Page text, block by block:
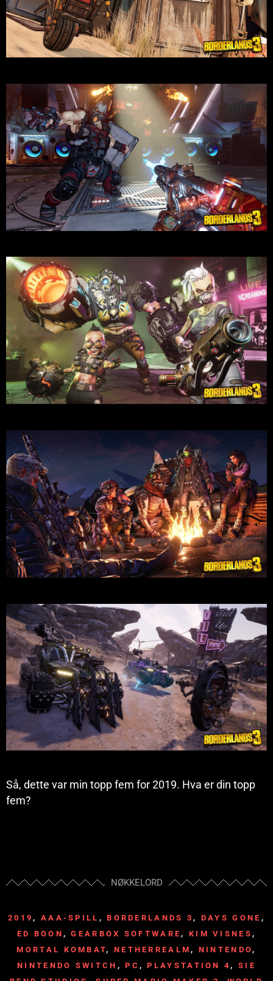
Så, dette var min topp fem for 2019. Hva er din topp
fem?
NØKKELORD
2019, AAA-SPILL ,BORDERLANDS 3, DAYS GONE ,
ED BOON ,GEARBOX SOFTWARE, KIM VISNES ,
MORTAL KOMBAT, NETHERREALM, NINTENDO,
NINTENDO SWITCH ,PC ,PLAYSTATION 4, SIE